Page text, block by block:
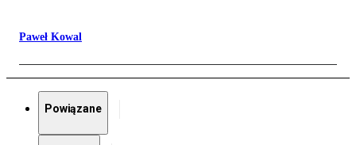
Paweł Kowal
Powiązane